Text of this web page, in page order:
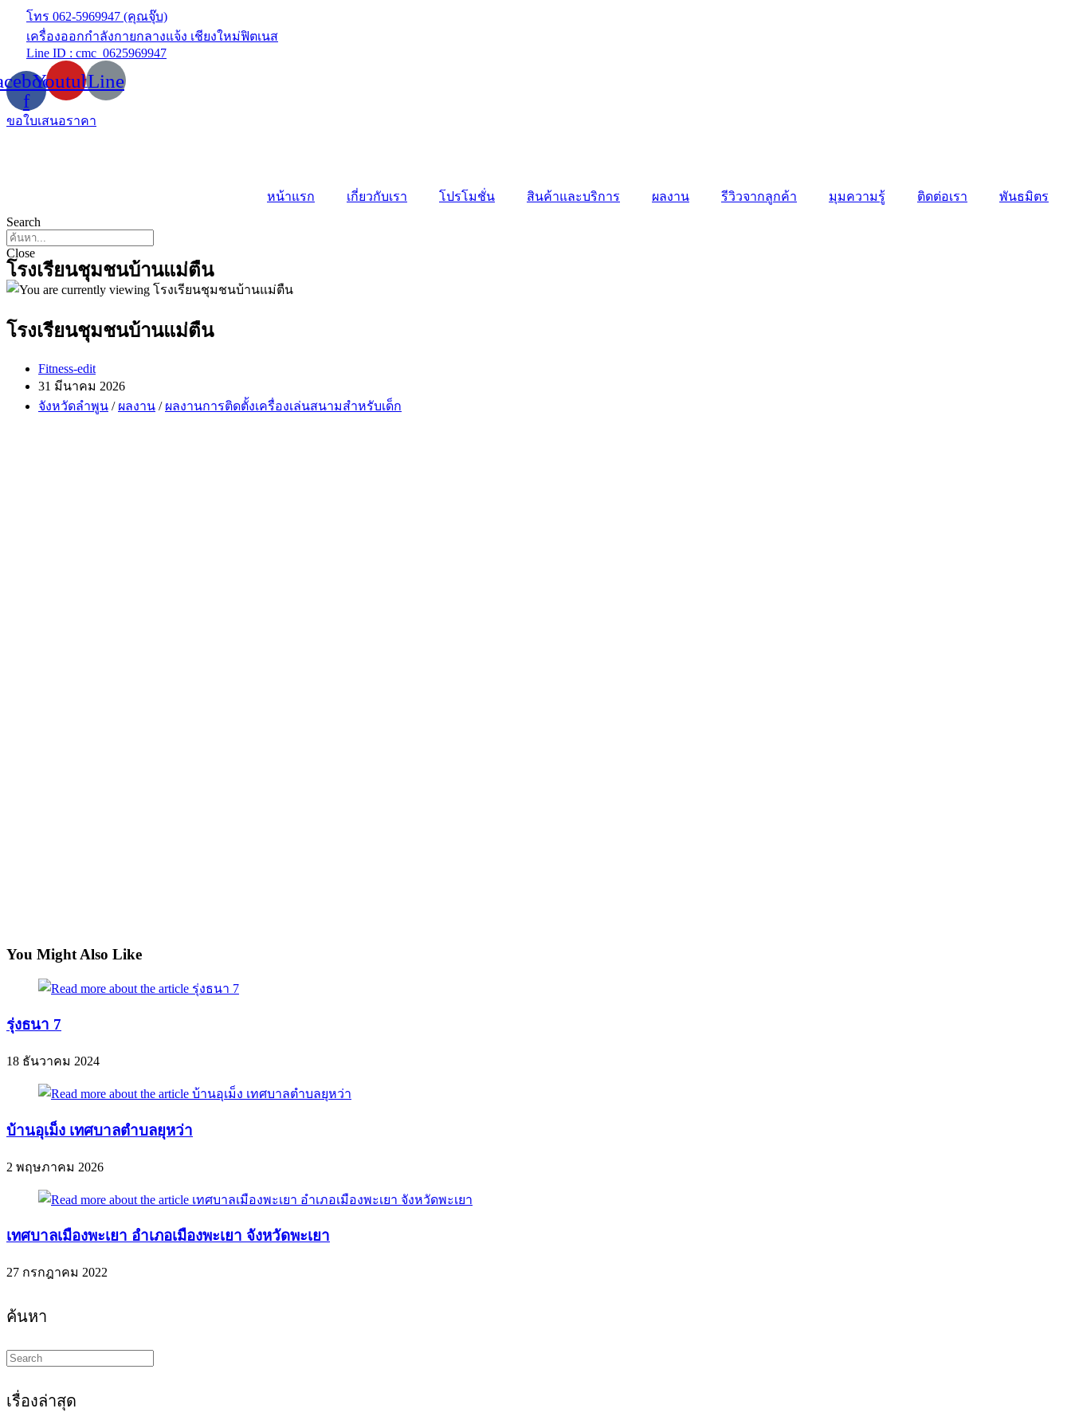
Skip
content
โทร 062-5969947 (คุณจุ๊บ)
เครื่องออกกำลังกายกลางแจ้ง เชียงใหม่ฟิตเนส
Line ID : cmc_0625969947
f
YoutubeLine
ขอใบเสนอราคา
หน้าแรก เกี่ยวกับเรา โปรโมชั่น สินค้าและบริการ ผลงาน รีวิวจากลูกค้า มุมความรู้ ติดต่อเรา
พันธมิตร
Search
Close
โรงเรียนชุมชนบ้านแม่ตืน
โรงเรียนชุมชนบ้านแม่ตืน
Post
author:
Fitness-edit
Post
31 มีนาคม 2026
Post
category:
จังหวัดลำพูน / ผลงาน / ผลงานการติดตั้งเครื่องเล่นสนามสำหรับเด็ก
You Might Also Like
รุ่งธนา 7
18 ธันวาคม 2024
บ้านอุเม็ง เทศบาลตำบลยุหว่า
2 พฤษภาคม 2026
เทศบาลเมืองพะเยา อำเภอเมืองพะเยา จังหวัดพะเยา
27 กรกฎาคม 2022
ค้นหา
Search
this
เรื่องล่าสุด